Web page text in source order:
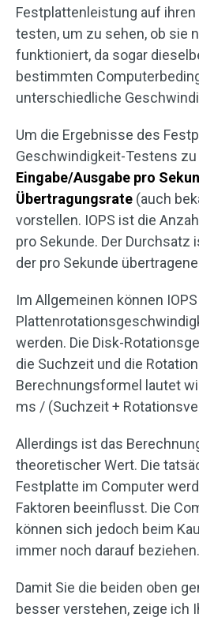
Festplattenleistung auf
testen, um zu sehen, ob sie
funktioniert, da sogar
bestimmten
unterschiedliche
Um die Ergebnisse des
Geschwindigkeit-Testens
Eingabe/Ausgabe pro
Übertragungsrate (auch
vorstellen. IOPS ist die
pro Sekunde. Der Durchsatz
der pro Sekunde
Im Allgemeinen können
werden. Die Disk-
die Suchzeit und die
Berechnungsformel lautet
ms / (Suchzeit +
Allerdings ist das
theoretischer Wert. Die
Festplatte im Computer
Faktoren beeinflusst. Die
können sich jedoch beim
immer noch darauf beziehen.
Damit Sie die beiden oben
besser verstehen, zeige ich